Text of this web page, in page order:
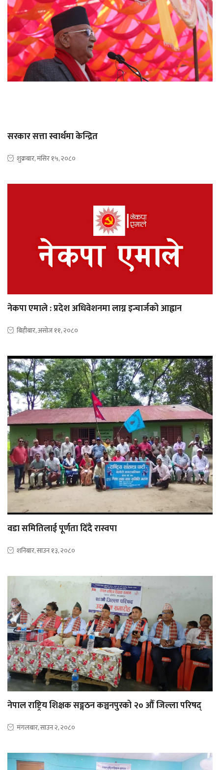
सरकार सत्ता स्वार्थमा केन्द्रित
शुक्रबार, मंसिर १५, २०८०
नेकपा एमाले : प्रदेश अधिवेशनमा लाग्न इन्चार्जको आह्वान
बिहीबार, असोज ११, २०८०
वडा समितिलाई पूर्णता दिँदै रास्वपा
शनिबार, साउन १३, २०८०
नेपाल राष्ट्रिय शिक्षक सङ्गठन कञ्चनपुरको २० औँ जिल्ला परिषद्
मंगलबार, साउन २, २०८०